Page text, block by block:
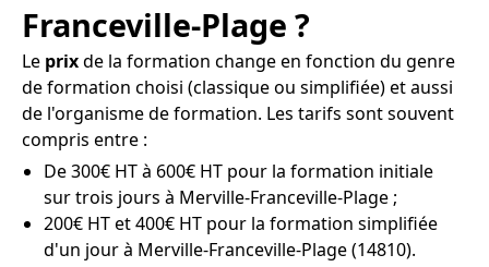
Franceville-Plage ?
Le prixde la formation change en fonction du genre
de formation choisi (classique ou simplifiée) et aussi
de l'organisme de formation. Les tarifs sont souvent
compris entre :
De 300€ HT à 600€ HT pour la formation initiale
sur trois jours à Merville-Franceville-Plage ;
200€ HT et 400€ HT pour la formation simplifiée
d'un jour à Merville-Franceville-Plage (14810).